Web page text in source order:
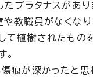
プラタナスがあり
教職員がなくなり
植樹されたものを
。
痕が深かったと思